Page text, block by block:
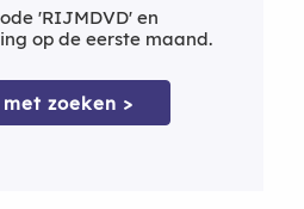
'RIJMDVD' en
op de eerste maand.
zoeken >